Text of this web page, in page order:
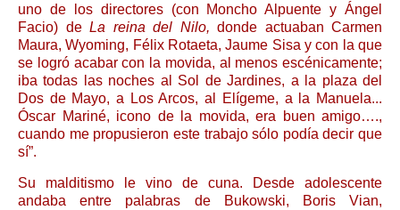
uno de los directores (con Moncho Alpuente y Ángel
Facio) de La reina del Nilo, donde actuaban Carmen
Maura, Wyoming, Félix Rotaeta, Jaume Sisa y con la que
se logró acabar con la movida, al menos escénicamente;
iba todas las noches al Sol de Jardines, a la plaza del
Dos de Mayo, a Los Arcos, al Elígeme, a la Manuela...
Óscar Mariné, icono de la movida, era buen amigo….,
cuando me propusieron este trabajo sólo podía decir que
sí”.
Su malditismo le vino de cuna. Desde adolescente
andaba entre palabras de Bukowski, Boris Vian,